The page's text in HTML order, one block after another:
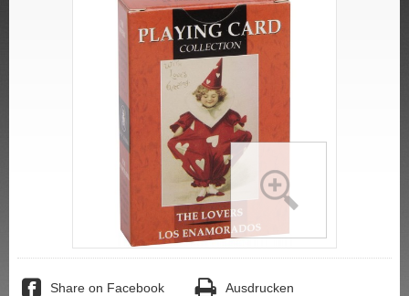
Share on Facebook Ausdrucken